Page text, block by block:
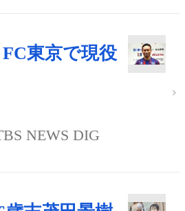
東京で現役
NEWS DIG